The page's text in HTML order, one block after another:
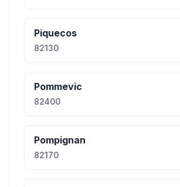
Piquecos
82130
Pommevic
82400
Pompignan
82170